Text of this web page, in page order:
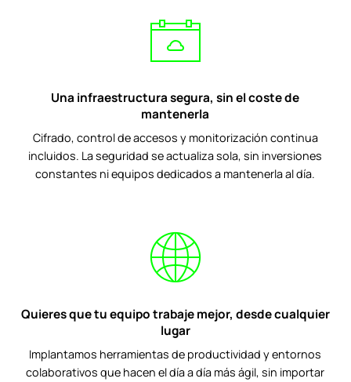
Una infraestructura segura, sin el coste de
mantenerla
Cifrado, control de accesos y monitorización continua
incluidos. La seguridad se actualiza sola, sin inversiones
constantes ni equipos dedicados a mantenerla al día.
Quieres que tu equipo trabaje mejor, desde cualquier
lugar
Implantamos herramientas de productividad y entornos
colaborativos que hacen el día a día más ágil, sin importar